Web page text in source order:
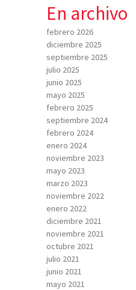
En archivo
febrero 2026
diciembre 2025
septiembre 2025
julio 2025
junio 2025
mayo 2025
febrero 2025
septiembre 2024
febrero 2024
enero 2024
noviembre 2023
mayo 2023
marzo 2023
noviembre 2022
enero 2022
diciembre 2021
noviembre 2021
octubre 2021
julio 2021
junio 2021
mayo 2021